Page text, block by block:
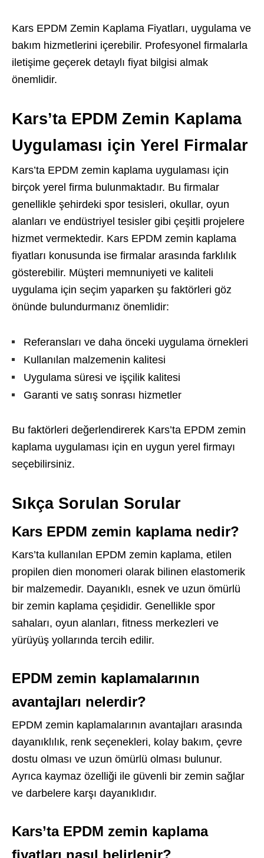
Kars EPDM Zemin Kaplama Fiyatları, uygulama ve
bakım hizmetlerini içerebilir. Profesyonel firmalarla
iletişime geçerek detaylı fiyat bilgisi almak
önemlidir.
Kars’ta EPDM Zemin Kaplama
Uygulaması için Yerel Firmalar
Kars’ta EPDM zemin kaplama uygulaması için
birçok yerel firma bulunmaktadır. Bu firmalar
genellikle şehirdeki spor tesisleri, okullar, oyun
alanları ve endüstriyel tesisler gibi çeşitli projelere
hizmet vermektedir. Kars EPDM zemin kaplama
fiyatları konusunda ise firmalar arasında farklılık
gösterebilir. Müşteri memnuniyeti ve kaliteli
uygulama için seçim yaparken şu faktörleri göz
önünde bulundurmanız önemlidir:
Referansları ve daha önceki uygulama örnekleri
Kullanılan malzemenin kalitesi
Uygulama süresi ve işçilik kalitesi
Garanti ve satış sonrası hizmetler
Bu faktörleri değerlendirerek Kars’ta EPDM zemin
kaplama uygulaması için en uygun yerel firmayı
seçebilirsiniz.
Sıkça Sorulan Sorular
Kars EPDM zemin kaplama nedir?
Kars’ta kullanılan EPDM zemin kaplama, etilen
propilen dien monomeri olarak bilinen elastomerik
bir malzemedir. Dayanıklı, esnek ve uzun ömürlü
bir zemin kaplama çeşididir. Genellikle spor
sahaları, oyun alanları, fitness merkezleri ve
yürüyüş yollarında tercih edilir.
EPDM zemin kaplamalarının
avantajları nelerdir?
EPDM zemin kaplamalarının avantajları arasında
dayanıklılık, renk seçenekleri, kolay bakım, çevre
dostu olması ve uzun ömürlü olması bulunur.
Ayrıca kaymaz özelliği ile güvenli bir zemin sağlar
ve darbelere karşı dayanıklıdır.
Kars’ta EPDM zemin kaplama
fiyatları nasıl belirlenir?